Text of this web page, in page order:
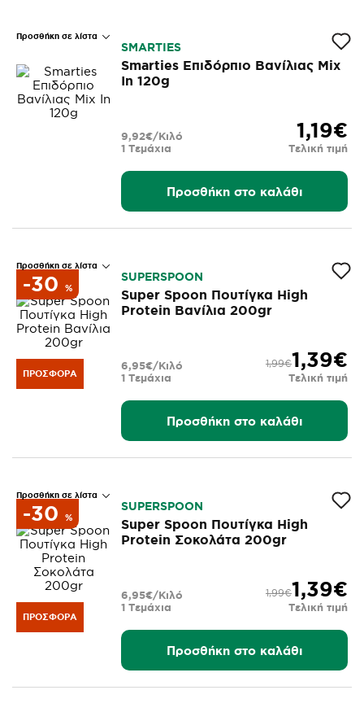
Προσθήκη σε λίστα
SMARTIES
Smarties Επιδόρπιο Βανίλιας Mix
In 120g
1,19€
Τελική τιμή
1 Τεμάχια
9,92€/Κιλό
Προσθήκη στο καλάθι
Προσθήκη σε λίστα
ΠΡΟΣΦΟΡΆ
-30 %
SUPERSPOON
Super Spoon Πουτίγκα High
Protein Βανίλια 200gr
1,39€
1,99€
Τελική τιμή
1 Τεμάχια
6,95€/Κιλό
Προσθήκη στο καλάθι
Προσθήκη σε λίστα
ΠΡΟΣΦΟΡΆ
-30 %
SUPERSPOON
Super Spoon Πουτίγκα High
Protein Σοκολάτα 200gr
1,39€
1,99€
Τελική τιμή
1 Τεμάχια
6,95€/Κιλό
Προσθήκη στο καλάθι